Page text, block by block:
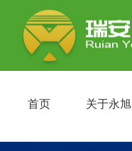
首页 关于永旭